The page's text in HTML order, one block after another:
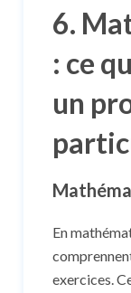
6.
: ce
un
En
exercices.